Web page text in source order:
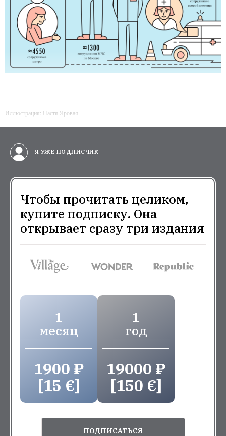
Иллюстрация: Настя Яровая
Я УЖЕ ПОДПИСЧИК
Чтобы прочитать целиком,
купите подписку. Она
открывает сразу три издания
1
месяц
1900 ₽
[15 €]
1
год
19000 ₽
[150 €]
ПОДПИСАТЬСЯ